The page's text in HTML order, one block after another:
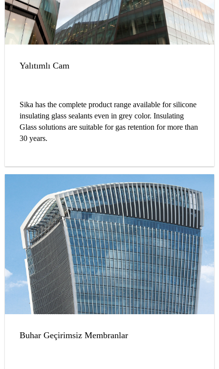
Yalıtımlı Cam
Sika has the complete product range available for silicone
insulating glass sealants even in grey color. Insulating
Glass solutions are suitable for gas retention for more than
30 years.
Buhar Geçirimsiz Membranlar